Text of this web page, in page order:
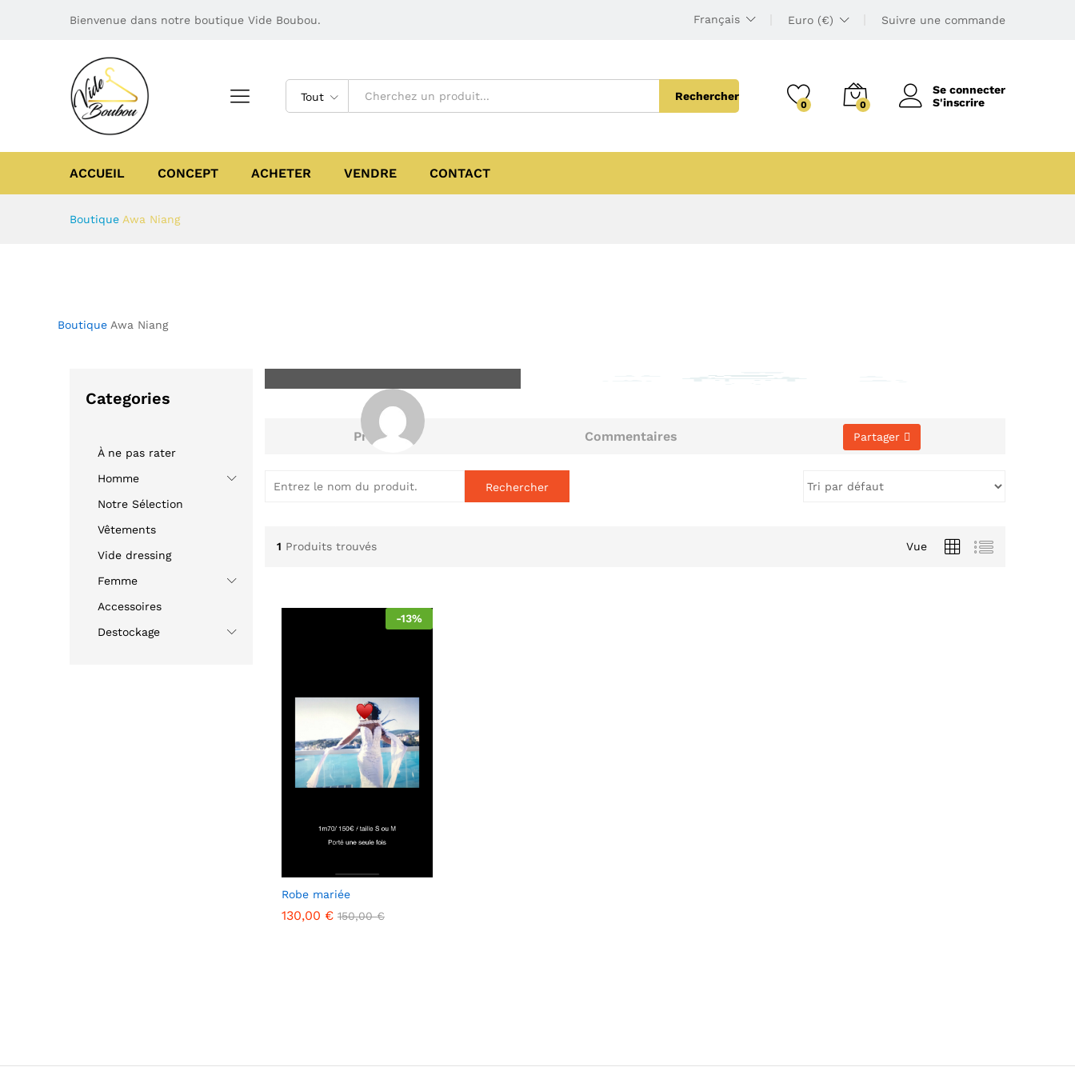
Bienvenue dans notre boutique Vide Boubou. Français Euro (€) Suivre une commande
Tout Rechercher
0 0
Se connecter
S'inscrire
ACCUEIL CONCEPT ACHETER VENDRE CONTACT
Boutique Awa Niang
Boutique Awa Niang
Categories
À ne pas rater
Homme
Notre Sélection
Vêtements
Vide dressing
Femme
Accessoires
Destockage
Aucune évaluation trouvée pour le
Produits Commentaires Partager
1 Produits trouvés Vue
-13%
Robe mariée
130,00 € 150,00€